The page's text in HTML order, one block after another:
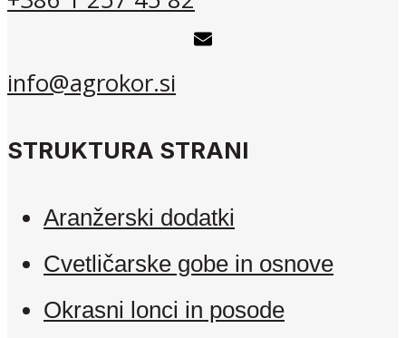
info@agrokor.si
STRUKTURA STRANI
Aranžerski dodatki
Cvetličarske gobe in osnove
Okrasni lonci in posode